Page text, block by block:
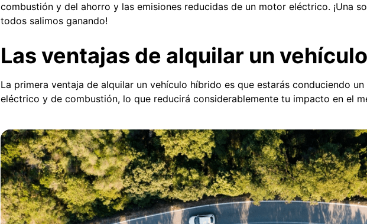
combustión y del ahorro y las emisiones reducidas de un motor eléctrico. ¡Una
todos salimos ganando!
Las ventajas de alquilar un
La primera ventaja de alquilar un vehículo híbrido es que estarás conduciendo
eléctrico y de combustión, lo que reducirá considerablemente tu impacto en el